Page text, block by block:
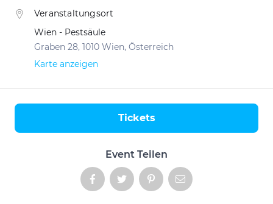
Veranstaltungsort
Wien - Pestsäule
Graben 28, 1010 Wien, Österreich
Karte anzeigen
Event Teilen
Tickets